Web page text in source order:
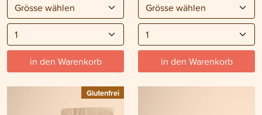
in den Warenkorb in den Warenkorb
Glutenfrei